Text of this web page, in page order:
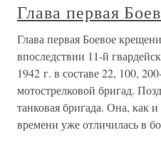
Глава первая
Глава первая Боевое
впоследствии 11-й
1942 г. в составе 22, 100,
мотострелковой бригад.
танковая бригада. Она, как
времени уже отличилась в